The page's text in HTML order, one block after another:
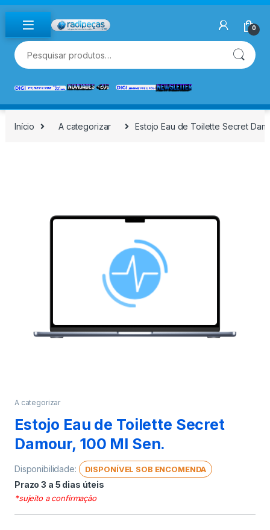
Skip to navigation
Skip to content
0
Pesquisar por:
Início A categorizar Estojo Eau de Toilette Secret
A categorizar
Estojo Eau de Toilette Secret
Damour, 100 Ml Sen.
Disponibilidade: DISPONÍVEL SOB ENCOMENDA
Prazo 3 a 5 dias úteis
*sujeito a confirmação